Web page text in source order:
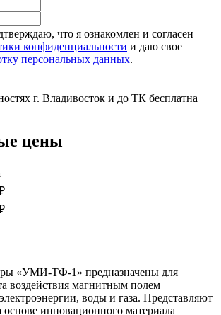
что я ознакомлен и согласен
конфиденциальности и даю свое
персональных данных.
г. Владивосток и до ТК бесплатна
цены
«УМИ-ТФ-1» предназначены для
воздействия магнитным полем
воды и газа. Представляют
инновационного материала